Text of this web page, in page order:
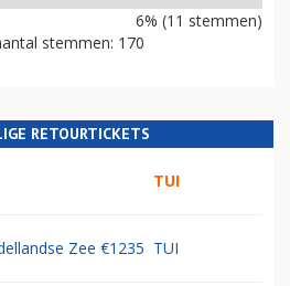
6% (11 stemmen)
stemmen: 170
RETOURTICKETS
TUI
Zee €1235 TUI